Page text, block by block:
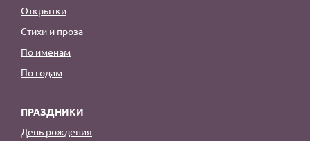
Открытки
Стихи и проза
По именам
По годам
ПРАЗДНИКИ
День рождения